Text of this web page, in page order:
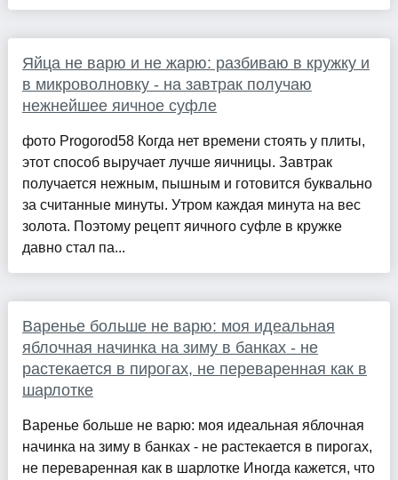
Яйца не варю и не жарю: разбиваю в кружку и
в микроволновку - на завтрак получаю
нежнейшее яичное суфле
фото Progorod58 Когда нет времени стоять у плиты,
этот способ выручает лучше яичницы. Завтрак
получается нежным, пышным и готовится буквально
за считанные минуты. Утром каждая минута на вес
золота. Поэтому рецепт яичного суфле в кружке
давно стал па...
Варенье больше не варю: моя идеальная
яблочная начинка на зиму в банках - не
растекается в пирогах, не переваренная как в
шарлотке
Варенье больше не варю: моя идеальная яблочная
начинка на зиму в банках - не растекается в пирогах,
не переваренная как в шарлотке Иногда кажется, что